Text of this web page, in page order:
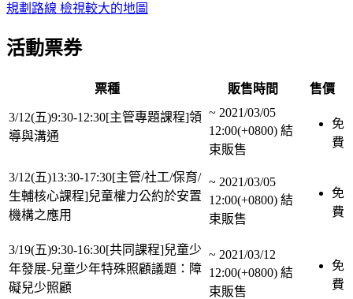
規劃路線 檢視較大的地圖
活動票券
票種 販售時間 售價
3/12(五)9:30-12:30[主管專題課程]領
導與溝通
~ 2021/03/05
12:00(+0800) 結
束販售
免
費
3/12(五)13:30-17:30[主管/社工/保育/
生輔核心課程]兒童權力公約於安置
機構之應用
~ 2021/03/05
12:00(+0800) 結
束販售
免
費
3/19(五)9:30-16:30[共同課程]兒童少
年發展-兒童少年特殊照顧議題：障
礙兒少照顧
~ 2021/03/12
12:00(+0800) 結
束販售
免
費